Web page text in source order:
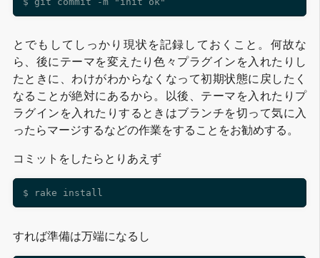
とでもしてしっかり現状を記録しておくこと。何故な
ら、後にテーマを変えたり色々プラグインを入れたりし
たときに、わけがわからなくなって初期状態に戻したく
なることが絶対にあるから。以後、テーマを入れたりプ
ラグインを入れたりするときはブランチを切って気に入
ったらマージするなどの作業をすることをお勧めする。
コミットをしたらとりあえず
すれば準備は万端になるし